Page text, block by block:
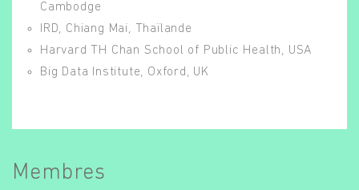
Cambodge
IRD, Chiang Mai, Thaïlande
Harvard TH Chan School of Public Health, USA
Big Data Institute, Oxford, UK
Membres